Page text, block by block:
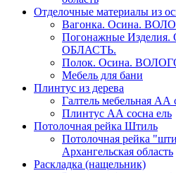
Отделочные материалы из
Вагонка. Осина.
Погонажные
ОБЛАСТЬ.
Полок. Осина.
Мебель для бани
Плинтус из дерева
Галтель мебельная АА
Плинтус АА сосна ель
Потолочная рейка Штиль
Потолочная рейка
Архангельская область
Раскладка (нащельник)